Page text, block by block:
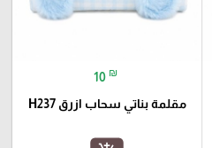
10 ₪
مقلمة بناتي سحاب ازرق H237